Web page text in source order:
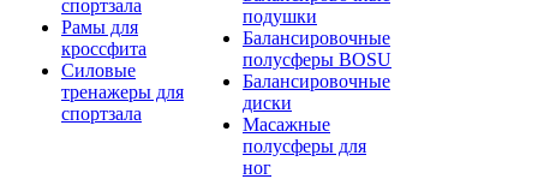
спортзала
Рамы для
кроссфита
Силовые
тренажеры для
спортзала
подушки
Балансировочные
полусферы BOSU
Балансировочные
диски
Масажные
полусферы для
ног